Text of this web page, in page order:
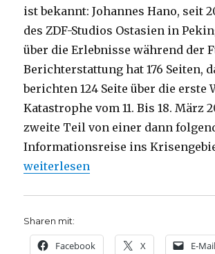
ist bekannt: Johannes Hano, seit
des ZDF-Studios Ostasien in
über die Erlebnisse während der
Berichterstattung hat 176 Seiten,
berichten 124 Seite über die erste
Katastrophe vom 11. Bis 18. März
zweite Teil von einer dann
Informationsreise ins
„„Niemand kauft Gemüse aus
weiterlesen
Sharen mit:
Facebook X E-Mail